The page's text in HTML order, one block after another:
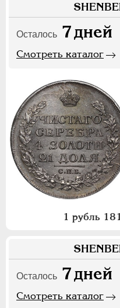
Осталось 7дней
Смотреть каталог
1 рубль
Осталось 7дней
Смотреть каталог